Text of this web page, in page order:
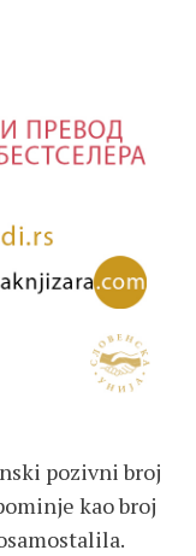
pozivni broj
kao broj